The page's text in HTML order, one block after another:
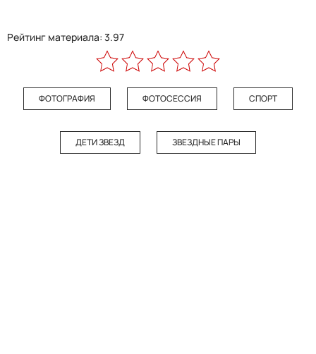
Рейтинг материала: 3.97
ФОТОГРАФИЯ ФОТОСЕССИЯ СПОРТ
ДЕТИ ЗВЕЗД ЗВЕЗДНЫЕ ПАРЫ